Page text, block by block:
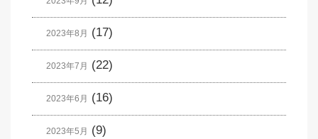
2023年8月 (17)
2023年7月 (22)
2023年6月 (16)
2023年5月 (9)